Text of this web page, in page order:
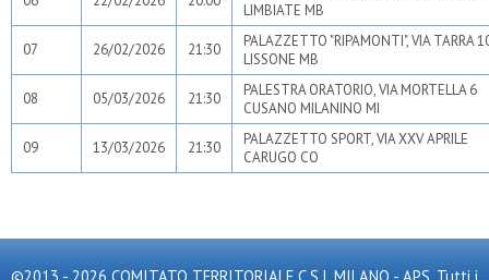
LIMBIATE MB
07 26/02/2026 21:30
PALAZZETTO "RIPAMONTI", VIA TARRA
LISSONE MB
08 05/03/2026 21:30
PALESTRA ORATORIO, VIA MORTELLA 6
CUSANO MILANINO MI
09 13/03/2026 21:30
PALAZZETTO SPORT, VIA XXV APRILE
CARUGO CO